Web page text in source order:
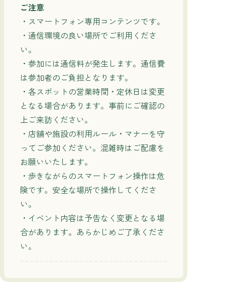
ご注意
・スマートフォン専用コンテンツです。
・通信環境の良い場所でご利用くださ
い。
・参加には通信料が発生します。通信費
は参加者のご負担となります。
・各スポットの営業時間・定休日は変更
となる場合があります。事前にご確認の
上ご来訪ください。
・店舗や施設の利用ルール・マナーを守
ってご参加ください。混雑時はご配慮を
お願いいたします。
・歩きながらのスマートフォン操作は危
険です。安全な場所で操作してくださ
い。
・イベント内容は予告なく変更となる場
合があります。あらかじめご了承くださ
い。